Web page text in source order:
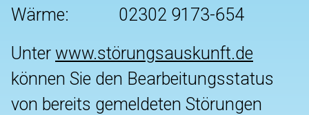
Wärme:
02302 9173-654
Unter www.störungsauskunft.de
können Sie den Bearbeitungsstatus
von bereits gemeldeten Störungen